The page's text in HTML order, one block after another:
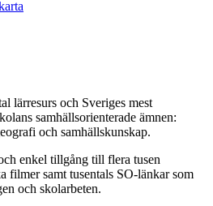
lärresurs och Sveriges mest
samhällsorienterade ämnen:
och samhällskunskap.
enkel tillgång till flera tusen
filmer samt tusentals SO-länkar som
och skolarbeten.